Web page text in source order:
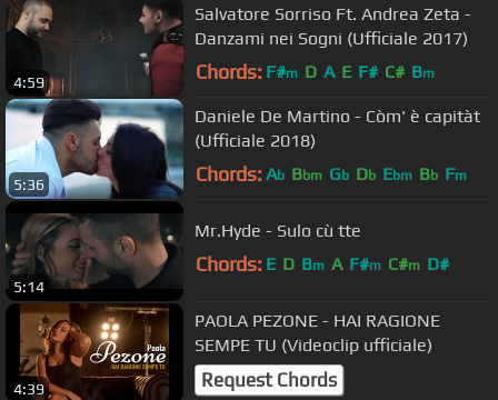
4:59
Salvatore Sorriso Ft. Andrea Zeta -
Danzami nei Sogni (Ufficiale 2017)
Chords: F#m D A E F# C# Bm
5:36
Daniele De Martino - Còm' è capitàt
(Ufficiale 2018)
Chords: Ab Bbm Gb Db Ebm Bb Fm
5:14
Mr.Hyde - Sulo cù tte
Chords: E D Bm A F#m C#m D#
4:39
PAOLA PEZONE - HAI RAGIONE
SEMPE TU (Videoclip ufficiale)
Request Chords